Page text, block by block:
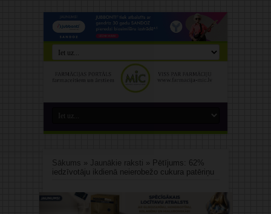
Sākums » Jaunākie raksti » Pētījums: 62%
iedzīvotāju ikdienā neierobežo cukura patēriņu